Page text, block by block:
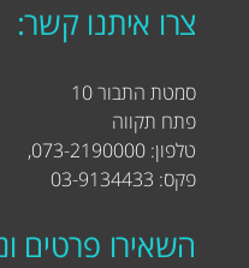
צרו איתנו קשר:
סמטת התבור 10
פתח תקווה
טלפון: 073-2190000,
פקס: 03-9134433
השאירו פרטים